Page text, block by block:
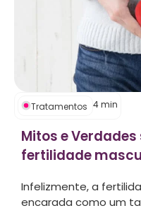
Tratamentos 4min
Mitos e Verdades
fertilidade
Infelizmente, a
encarada como um